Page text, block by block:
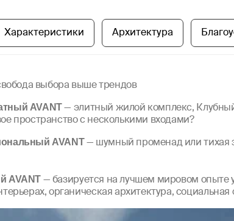
Характеристики Архитектура
выбора выше трендов
AVANT— элитный жилой комплекс,
пространство с несколькими входами?
AVANT — шумный променад или тихая
AVANT — базируется на лучшем мировом опыте
органическая архитектура, социальная